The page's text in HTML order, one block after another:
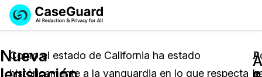
Licencia de CaseGuard Studio
Soluciones
Demo
Nueva
Como el estado de California ha estado
históricamente a la vanguardia en lo que respecta
A
la